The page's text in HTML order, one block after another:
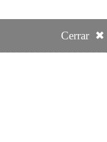
Cerrar ✖